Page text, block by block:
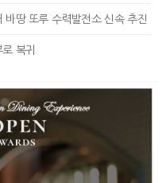
바땅 또루 수력발전소 신속 추진
복귀